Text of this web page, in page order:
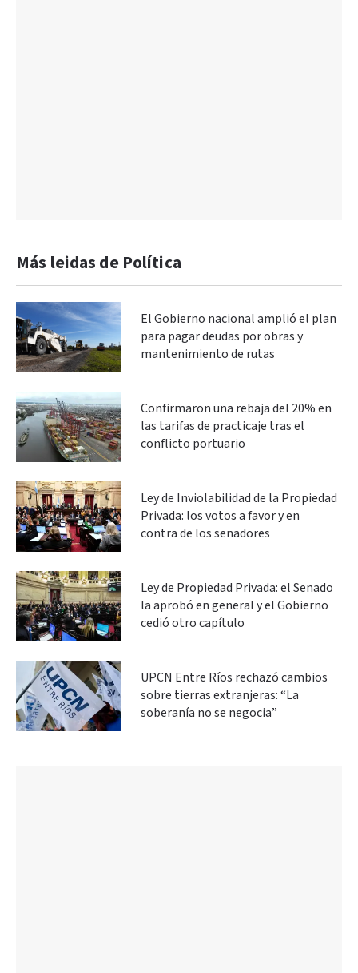
Más leidas de Política
El Gobierno nacional amplió el plan
para pagar deudas por obras y
mantenimiento de rutas
Confirmaron una rebaja del 20% en
las tarifas de practicaje tras el
conflicto portuario
Ley de Inviolabilidad de la Propiedad
Privada: los votos a favor y en
contra de los senadores
Ley de Propiedad Privada: el Senado
la aprobó en general y el Gobierno
cedió otro capítulo
UPCN Entre Ríos rechazó cambios
sobre tierras extranjeras: “La
soberanía no se negocia”